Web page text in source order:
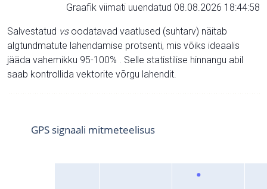
Graafik viimati uuendatud 08.08.2026 18:44:58
Salvestatud vsoodatavad vaatlused (suhtarv) näitab
algtundmatute lahendamise protsenti, mis võiks ideaalis
jääda vahemikku 95-100% . Selle statistilise hinnangu abil
saab kontrollida vektorite võrgu lahendit.
GPS signaali mitmeteelisus